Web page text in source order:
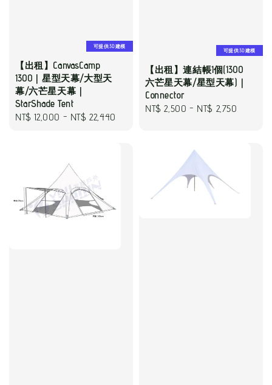
可提供3D建模
【出租】CanvasCamp
1300｜星型天幕/大型天
幕/六芒星天幕｜
StarShade Tent
Regular
NT$ 12,000 - NT$ 22,440
可提供3D建模
【出租】連結帳1個(1300
六芒星天幕/星型天幕)｜
Connector
Regular
NT$ 2,500 - NT$ 2,750